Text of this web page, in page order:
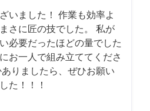
いました！ 作業も効率よ
さに匠の技でした。 私が
必要だったほどの量でした
お一人で組み立ててくださ
りましたら、ぜひお願い
た！！！